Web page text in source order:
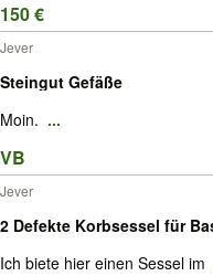
150 €
Jever
Steingut Gefäße
Moin. ...
VB
Jever
2 Defekte Korbsessel für
Ich biete hier einen Sessel im